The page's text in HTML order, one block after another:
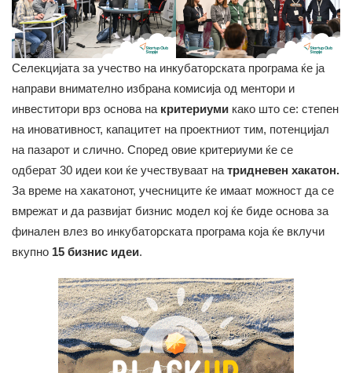
Селекцијата за учество на инкубаторската програма ќе ја
направи внимателно избрана комисија од ментори и
инвеститори врз основа на критериуми како што се: степен
на иновативност, капацитет на проектниот тим, потенцијал
на пазарот и слично. Според овие критериуми ќе се
одберат 30 идеи кои ќе учествуваат на тридневен хакатон.
За време на хакатонот, учесниците ќе имаат можност да се
вмрежат и да развијат бизнис модел кој ќе биде основа за
финален влез во инкубаторската програма која ќе вклучи
вкупно 15 бизнис идеи.